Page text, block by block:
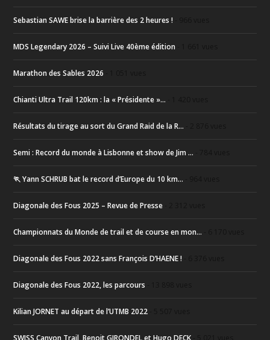
Sebastian SAWE brise la barrière des 2 heures !
MDS Legendary 2026 – Suivi Live 40ème édition
Marathon des Sables 2026
Chianti Ultra Trail 120km : la « Présidente »...
Résultats du tirage au sort du Grand Raid de la R...
Semi : Record du monde à Lisbonne et show de Jim ...
🏃 Yann SCHRUB bat le record d’Europe du 10 km...
Diagonale des Fous 2025 – Revue de Presse
Championnats du Monde de trail et de course en mon...
Diagonale des Fous 2022 sans François D’HAENE !
Diagonale des Fous 2022, les parcours
Kilian JORNET au départ de l’UTMB 2022